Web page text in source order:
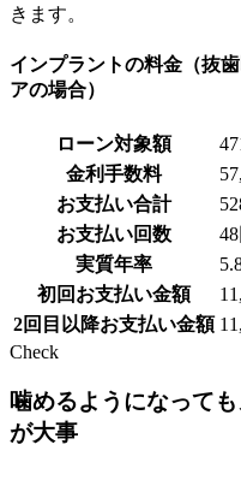
きます。
インプラントの料金（抜
アの場合）
ローン対象額
金利手数料
お支払い合計
お支払い回数
実質年率
初回お支払い金額
2回目以降お支払い金額
Check
噛めるようになって
が大事